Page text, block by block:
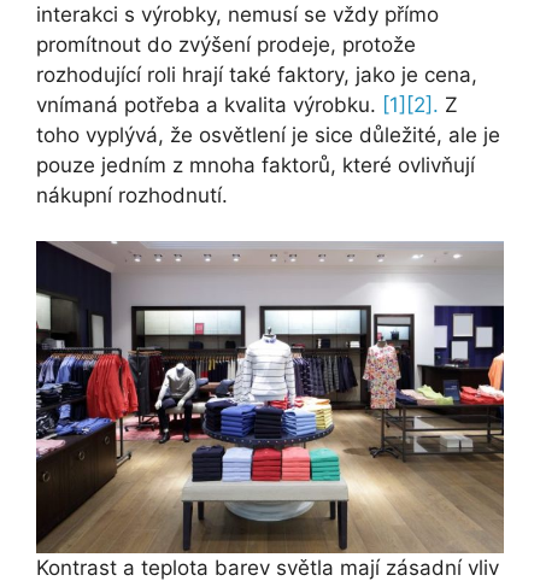
interakci s výrobky, nemusí se vždy přímo
promítnout do zvýšení prodeje, protože
rozhodující roli hrají také faktory, jako je cena,
vnímaná potřeba a kvalita výrobku. [1] [2]. Z
toho vyplývá, že osvětlení je sice důležité, ale je
pouze jedním z mnoha faktorů, které ovlivňují
nákupní rozhodnutí.
Kontrast a teplota barev světla mají zásadní vliv